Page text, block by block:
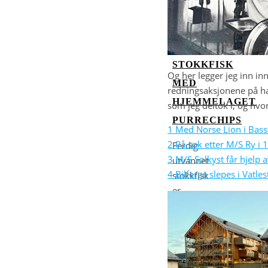
STOKKFISK
MED
HJEMMELAGET
PURRECHIPS
Ferdig
utvannet
stokkfisk
er
kjemperåvare.
Enkel
å
tilbered.
Og her legger jeg inn
redningsaksjonene på
som jeg deltok i; og
1 Med Norse Lion i
2 På søk etter M/S Ry i
3 M/S Solkyst får hjelp
4 Bilferge slepes i